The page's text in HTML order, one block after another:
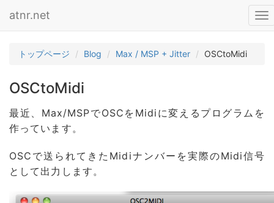
atnr.net
トップページ Blog Max / MSP + Jitter OSCtoMidi
OSCtoMidi
最近、Max/MSPでOSCをMidiに変えるプログラムを
作っています。
OSCで送られてきたMidiナンバーを実際のMidi信号
として出力します。